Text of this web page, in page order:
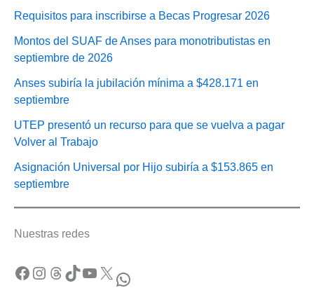
Requisitos para inscribirse a Becas Progresar 2026
Montos del SUAF de Anses para monotributistas en
septiembre de 2026
Anses subiría la jubilación mínima a $428.171 en
septiembre
UTEP presentó un recurso para que se vuelva a pagar
Volver al Trabajo
Asignación Universal por Hijo subiría a $153.865 en
septiembre
Nuestras redes
Facebook Instagram Threads TikTok YouTube X WhatsApp